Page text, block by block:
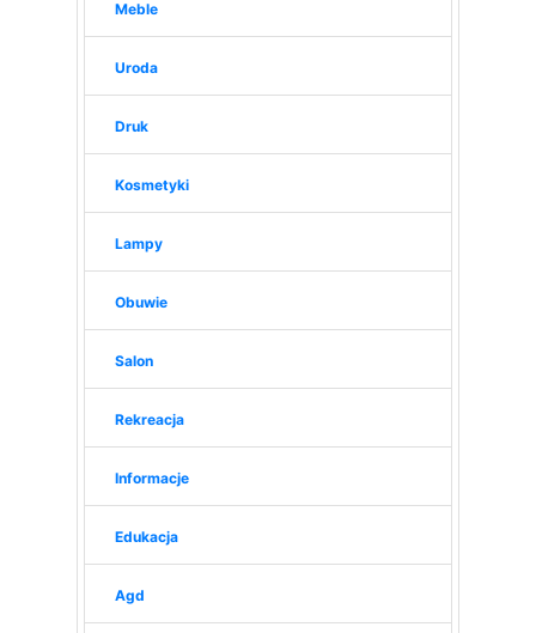
Meble
Uroda
Druk
Kosmetyki
Lampy
Obuwie
Salon
Rekreacja
Informacje
Edukacja
Agd